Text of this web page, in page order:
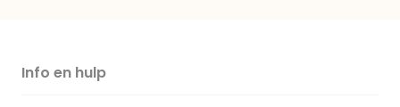
Info en hulp